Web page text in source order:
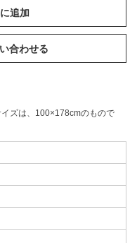
追加
合わせる
ズは、100×178cmのもので